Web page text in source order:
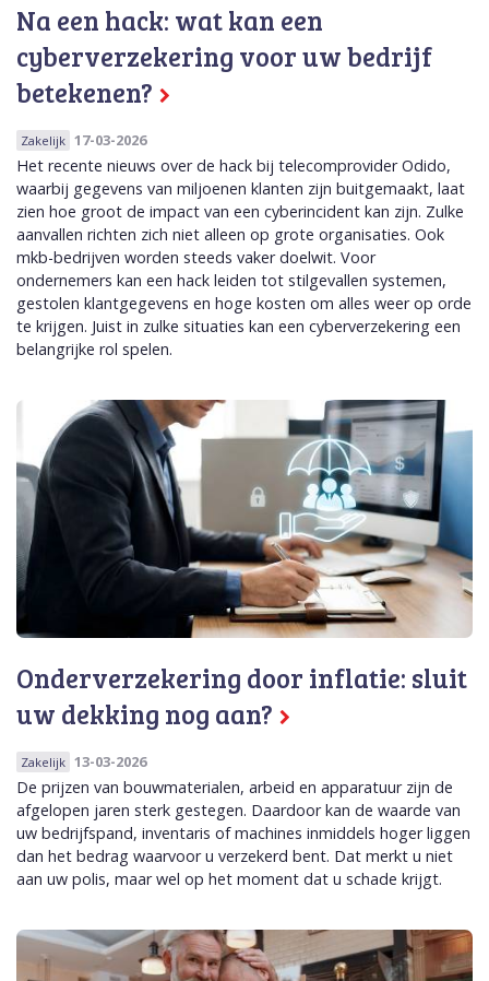
Na een hack: wat kan een
cyberverzekering voor uw bedrijf
betekenen?
Zakelijk 17-03-2026
Het recente nieuws over de hack bij telecomprovider Odido,
waarbij gegevens van miljoenen klanten zijn buitgemaakt, laat
zien hoe groot de impact van een cyberincident kan zijn. Zulke
aanvallen richten zich niet alleen op grote organisaties. Ook
mkb-bedrijven worden steeds vaker doelwit. Voor
ondernemers kan een hack leiden tot stilgevallen systemen,
gestolen klantgegevens en hoge kosten om alles weer op orde
te krijgen. Juist in zulke situaties kan een cyberverzekering een
belangrijke rol spelen.
Onderverzekering door inflatie: sluit
uw dekking nog aan?
Zakelijk 13-03-2026
De prijzen van bouwmaterialen, arbeid en apparatuur zijn de
afgelopen jaren sterk gestegen. Daardoor kan de waarde van
uw bedrijfspand, inventaris of machines inmiddels hoger liggen
dan het bedrag waarvoor u verzekerd bent. Dat merkt u niet
aan uw polis, maar wel op het moment dat u schade krijgt.